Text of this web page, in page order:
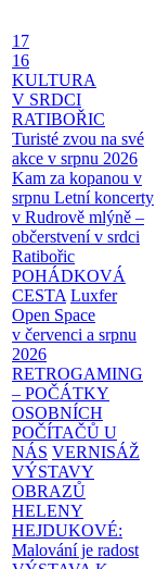
17
16
KULTURA
V SRDCI
RATIBOŘIC
Turisté zvou na své
akce v srpnu 2026
Kam za kopanou v
srpnu Letní koncerty
v Rudrově mlýně –
občerstvení v srdci
Ratibořic
POHÁDKOVÁ
CESTA Luxfer
Open Space
v červenci a srpnu
2026
RETROGAMING
– POČÁTKY
OSOBNÍCH
POČÍTAČŮ U
NÁS VERNISÁŽ
VÝSTAVY
OBRAZŮ
HELENY
HEJDUKOVÉ:
Malování je radost